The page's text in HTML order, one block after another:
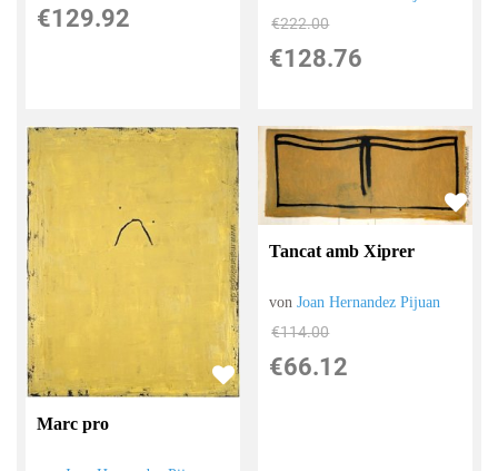
€129.92 €222.00
€128.76
Marc pro
Tancat amb Xiprer
vonJoan Hernandez Pijuan
€114.00
€66.12